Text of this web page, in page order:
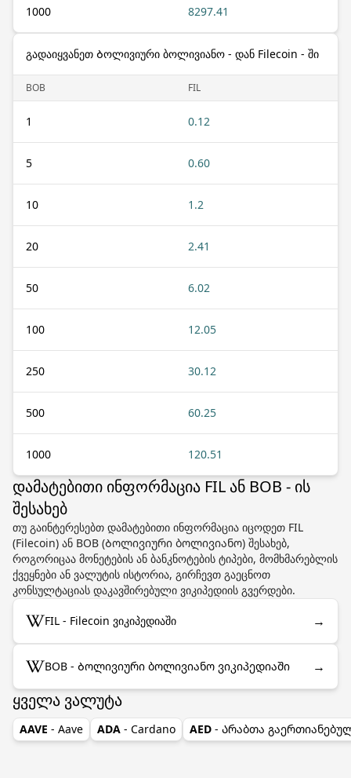
1000 8297.41
გადაიყვანეთ Ბოლივიური ბოლივიანო - დან Filecoin - ში
BOB FIL
1 0.12
5 0.60
10 1.2
20 2.41
50 6.02
100 12.05
250 30.12
500 60.25
1000 120.51
დამატებითი ინფორმაცია FIL ან BOB - ის
შესახებ
თუ გაინტერესებთ დამატებითი ინფორმაცია იცოდეთ FIL
(Filecoin) ან BOB (Ბოლივიური ბოლივიანო) შესახებ,
როგორიცაა მონეტების ან ბანკნოტების ტიპები, მომხმარებლის
ქვეყნები ან ვალუტის ისტორია, გირჩევთ გაეცნოთ
კონსულტაციას დაკავშირებული ვიკიპედიის გვერდები.
FIL - Filecoin ვიკიპედიაში →
BOB - Ბოლივიური ბოლივიანო ვიკიპედიაში →
ყველა ვალუტა
AAVE - Aave ADA - Cardano AED - Არაბთა